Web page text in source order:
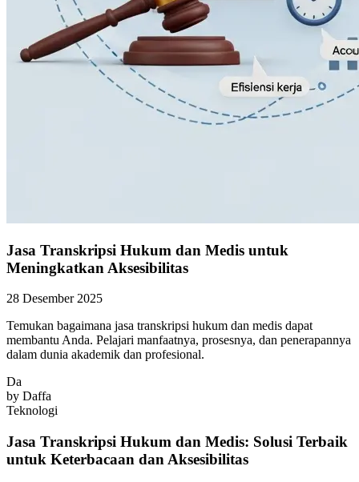
Jasa Transkripsi Hukum dan Medis untuk
Meningkatkan Aksesibilitas
28 Desember 2025
Temukan bagaimana jasa transkripsi hukum dan medis dapat
membantu Anda. Pelajari manfaatnya, prosesnya, dan penerapannya
dalam dunia akademik dan profesional.
Da
by Daffa
Teknologi
Jasa Transkripsi Hukum dan Medis: Solusi Terbaik
untuk Keterbacaan dan Aksesibilitas